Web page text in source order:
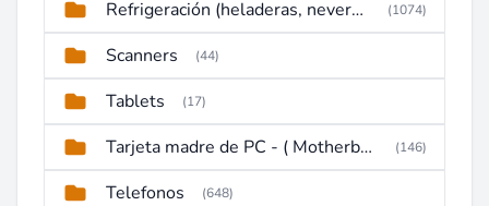
Refrigeración (heladeras, neveras, congeladores) (1074)
Scanners (44)
Tablets (17)
Tarjeta madre de PC - ( Motherboard ) (146)
Telefonos (648)